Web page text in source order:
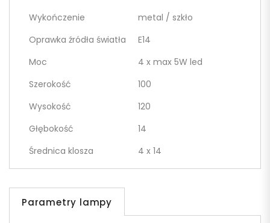
Wykończenie
metal / szkło
Oprawka źródła światła
E14
Moc
4 x max 5W led
Szerokość
100
Wysokość
120
Głębokość
14
Średnica klosza
4 x 14
Parametry lampy